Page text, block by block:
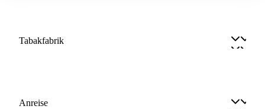
Tabakfabrik
Anreise